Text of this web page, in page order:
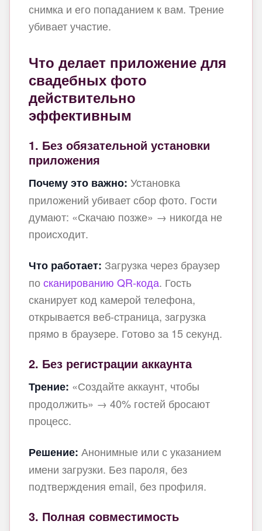
снимка и его попаданием к вам. Трение
убивает участие.
Что делает приложение для
свадебных фото
действительно
эффективным
1. Без обязательной установки
приложения
Почему это важно: Установка
приложений убивает сбор фото. Гости
думают: «Скачаю позже» → никогда не
происходит.
Что работает: Загрузка через браузер
посканированию QR-кода. Гость
сканирует код камерой телефона,
открывается веб‑страница, загрузка
прямо в браузере. Готово за 15 секунд.
2. Без регистрации аккаунта
Трение: «Создайте аккаунт, чтобы
продолжить» → 40% гостей бросают
процесс.
Решение: Анонимные или с указанием
имени загрузки. Без пароля, без
подтверждения email, без профиля.
3. Полная совместимость